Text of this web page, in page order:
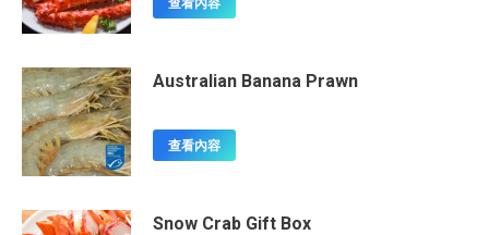
查看內容
Australian Banana Prawn
查看內容
Snow Crab Gift Box